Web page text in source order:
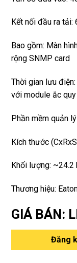
Kết nối đầu ra tải:
Bao gồm: Màn
rộng SNMP card
Thời gian lưu
với module ắc
Phần mềm quản
Kích thước
Khối lượng: ~24.2
Thương hiệu:
GIÁ BÁN:
Đăng